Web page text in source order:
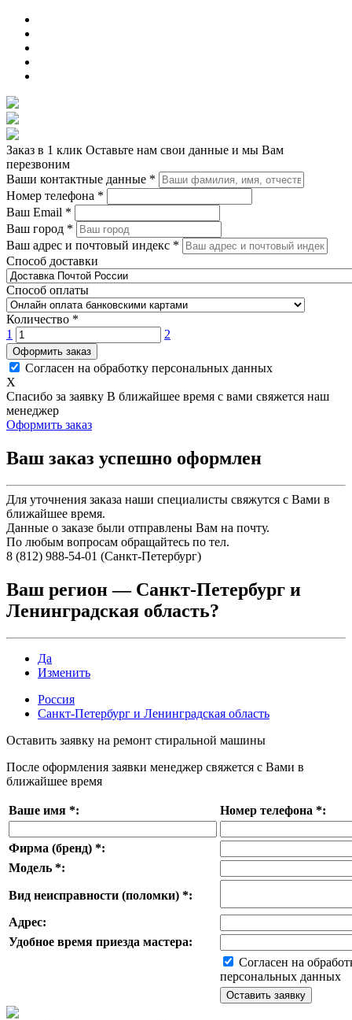
Заказ в 1 клик Оставьте нам свои данные и мы Вам
перезвоним
Ваши контактные данные *
Номер телефона *
Ваш Email *
Ваш город *
Ваш адрес и почтовый индекс *
Способ доставки
Способ оплаты
Количество *
1
2
Оформить заказ
Согласен на обработку персональных данных
X
Спасибо за заявку В ближайшее время с вами свяжется наш
менеджер
Оформить заказ
Ваш заказ успешно оформлен
Для уточнения заказа наши специалисты свяжутся с Вами в
ближайшее время.
Данные о заказе были отправлены Вам на почту.
По любым вопросам обращайтесь по тел.
8 (812) 988-54-01 (Санкт-Петербург)
Ваш регион — Санкт-Петербург и
Ленинградская область?
Да
Изменить
Россия
Санкт-Петербург и Ленинградская область
Оставить заявку на ремонт стиральной машины
После оформления заявки менеджер свяжется с Вами в
ближайшее время
Ваше имя *: Номер телефона *:
Фирма (бренд) *:
Модель *:
Вид неисправности (поломки) *:
Адрес:
Удобное время приезда мастера:
Согласен на
персональных данных